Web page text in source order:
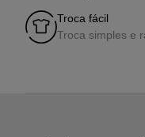
Troca fácil
Troca simples e